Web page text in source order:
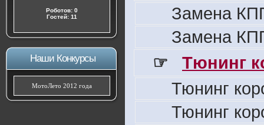
Роботов: 0
Гостей: 11
Наши Конкурсы
МотоЛето 2012 года
Замена
Замена
☞
Тюнинг
Тюнинг
Тюнинг